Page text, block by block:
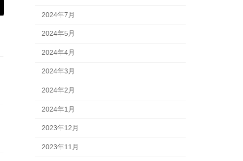
2024年7月
2024年5月
2024年4月
2024年3月
2024年2月
2024年1月
2023年12月
2023年11月